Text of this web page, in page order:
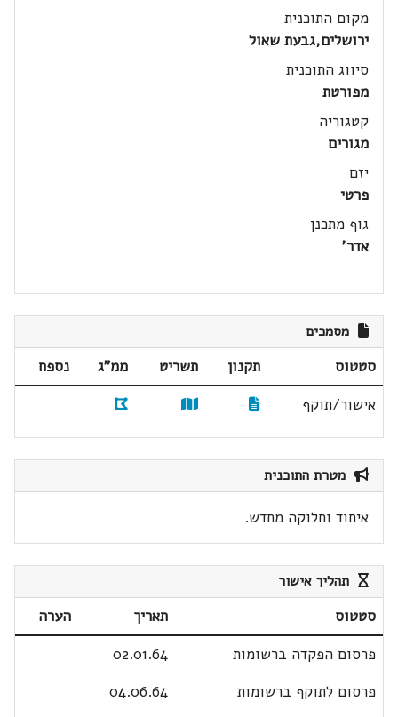
מקום התוכנית
ירושלים,גבעת שאול
סיווג התוכנית
מפורטת
קטגוריה
מגורים
יזם
פרטי
גוף מתכנן
אדר'
מסמכים
סטטוס תקנון תשריט ממ"ג
נספח
אישור/תוקף
מטרת התוכנית
איחוד וחלוקה מחדש.
תהליך אישור
סטטוס תאריך
הערה
פרסום הפקדה ברשומות
02.01.64
פרסום לתוקף ברשומות
04.06.64